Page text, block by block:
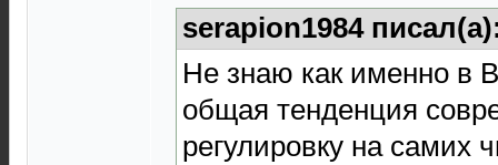
serapion1984
Не знаю как именно в
общая тенденция
регулировку на самих